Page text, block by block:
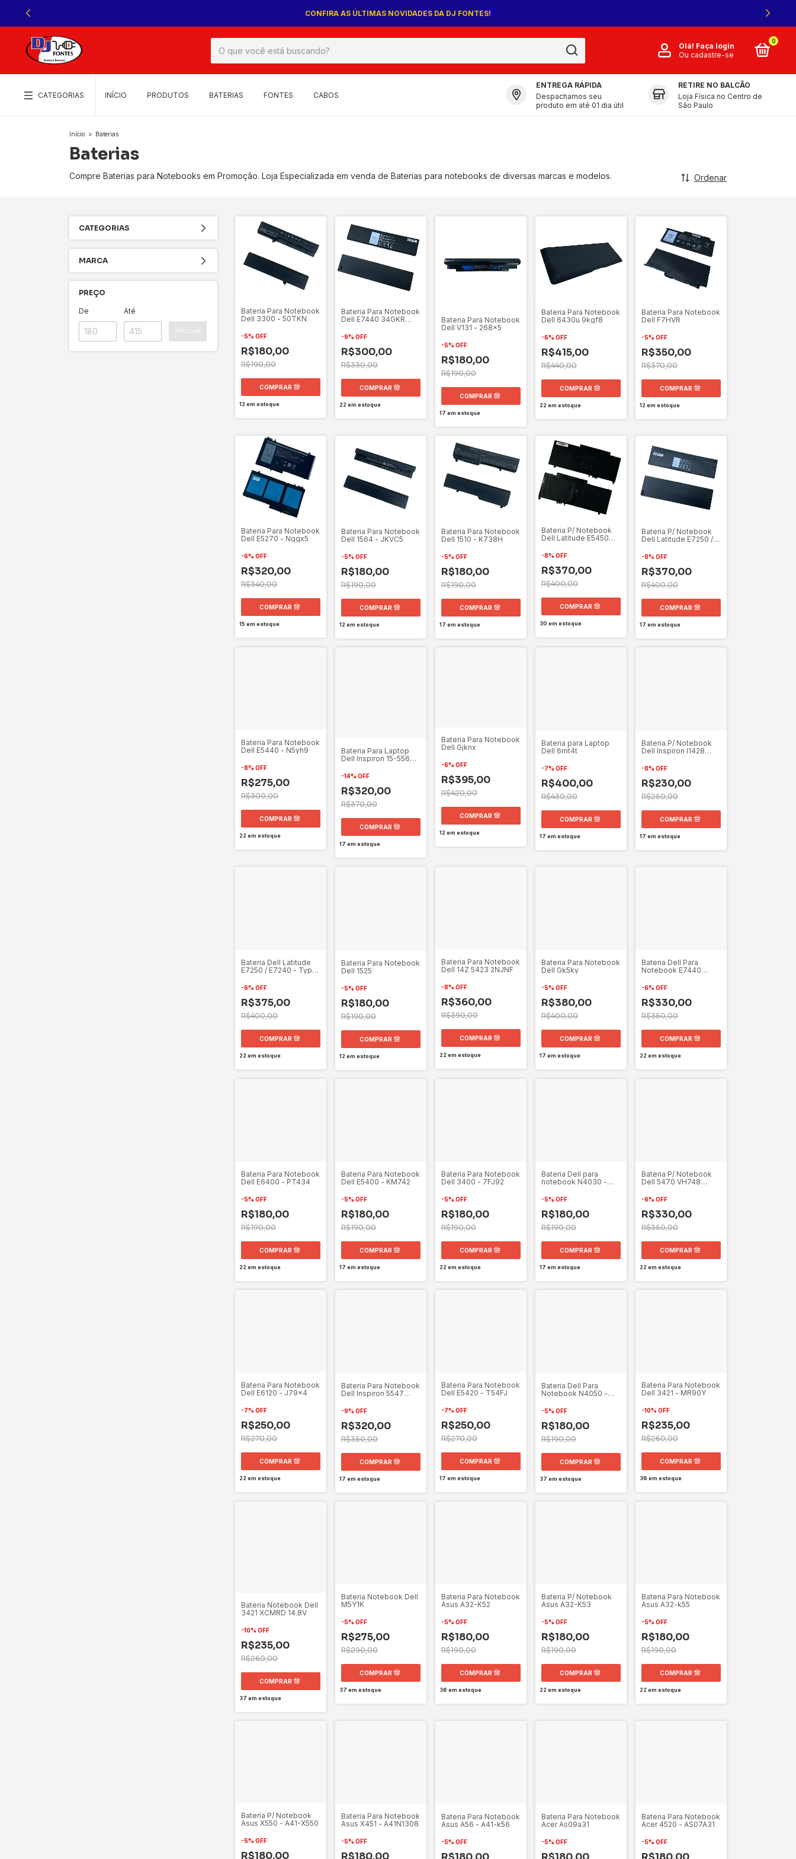
BATERIAS, FONTES E CABOS EM PROMOÇÃO!
Olá! Faça login
Ou cadastre-se
0
CATEGORIAS INÍCIO PRODUTOS BATERIAS FONTES CABOS
ENTREGA RÁPIDA
Despachamos seu
produto em até 01 dia útil
RETIRE NO BALCÃO
Loja Física no Centro de
São Paulo
Início > Baterias
Baterias
Compre Baterias para Notebooks em Promoção. Loja Especializada em venda de Baterias para notebooks de diversas marcas e modelos. Ordenar
CATEGORIAS
MARCA
PREÇO
De Até
Bateria Para Notebook
Dell 3300 - 50TKN
-5% OFF
R$180,00
R$190,00
12 em estoque
Bateria Para Notebook
Dell E7440 34GKR
-9% OFF
R$300,00
R$330,00
22 em estoque
Bateria Para Notebook
Dell V131 - 268x5
-5% OFF
R$180,00
R$190,00
17 em estoque
Bateria Para Notebook
Dell 6430u 9kgf8
-6% OFF
R$415,00
R$440,00
22 em estoque
Bateria Para Notebook
Dell F7HVR
-5% OFF
R$350,00
R$370,00
12 em estoque
Bateria Para Notebook
Dell E5270 - Nggx5
-6% OFF
R$320,00
R$340,00
15 em estoque
Bateria Para Notebook
Dell 1564 - JKVC5
-5% OFF
R$180,00
R$190,00
12 em estoque
Bateria Para Notebook
Dell 1510 - K738H
-5% OFF
R$180,00
R$190,00
17 em estoque
Bateria P/ Notebook
Dell Latitude E5450
-8% OFF
R$370,00
R$400,00
30 em estoque
Bateria P/ Notebook
Dell Latitude E7250 /
11.1v
-8% OFF
R$370,00
R$400,00
17 em estoque
Bateria Para Notebook
Dell E5440 - N5yh9
-8% OFF
R$275,00
R$300,00
22 em estoque
Bateria Para Laptop
Dell Inspiron 15-5568
-14% OFF
R$320,00
R$370,00
17 em estoque
Bateria Para Notebook
Dell Gjknx
-6% OFF
R$395,00
R$420,00
12 em estoque
Bateria para Laptop
Dell 6mt4t
-7% OFF
R$400,00
R$430,00
17 em estoque
Bateria P/ Notebook
Dell Inspiron I1428
-8% OFF
R$230,00
R$250,00
17 em estoque
Bateria Dell Latitude
E7250 / E7240 - Type
-6% OFF
R$375,00
R$400,00
22 em estoque
Bateria Para Notebook
Dell 1525
-5% OFF
R$180,00
R$190,00
12 em estoque
Bateria Para Notebook
Dell 14Z 5423 2NJNF
-8% OFF
R$360,00
R$390,00
22 em estoque
Bateria Para Notebook
Dell Gk5ky
-5% OFF
R$380,00
R$400,00
17 em estoque
Bateria Dell Para
Notebook E7440
-6% OFF
R$330,00
R$350,00
22 em estoque
Bateria Para Notebook
Dell E6400 - PT434
-5% OFF
R$180,00
R$190,00
22 em estoque
Bateria Para Notebook
Dell E5400 - KM742
-5% OFF
R$180,00
R$190,00
17 em estoque
Bateria Para Notebook
Dell 3400 - 7FJ92
-5% OFF
R$180,00
R$190,00
22 em estoque
Bateria Dell para
notebook N4030 -
-5% OFF
R$180,00
R$190,00
17 em estoque
Bateria P/ Notebook
Dell 5470 VH748
-6% OFF
R$330,00
R$350,00
22 em estoque
Bateria Para Notebook
Dell E6120 - J79x4
-7% OFF
R$250,00
R$270,00
22 em estoque
Bateria Para Notebook
Dell Inspiron 5547
-9% OFF
R$320,00
R$350,00
17 em estoque
Bateria Para Notebook
Dell E5420 - T54FJ
-7% OFF
R$250,00
R$270,00
17 em estoque
Bateria Dell Para
Notebook N4050 -
-5% OFF
R$180,00
R$190,00
37 em estoque
Bateria Para Notebook
Dell 3421 - MR90Y
-10% OFF
R$235,00
R$260,00
36 em estoque
Bateria Notebook Dell
3421 XCMRD 14.8V
-10% OFF
R$235,00
R$260,00
37 em estoque
Bateria Notebook Dell
M5Y1K
-5% OFF
R$275,00
R$290,00
37 em estoque
Bateria Para Notebook
Asus A32-K52
-5% OFF
R$180,00
R$190,00
36 em estoque
Bateria P/ Notebook
Asus A32-K53
-5% OFF
R$180,00
R$190,00
22 em estoque
Bateria Para Notebook
Asus A32-k55
-5% OFF
R$180,00
R$190,00
22 em estoque
Bateria P/ Notebook
Asus X550 - A41-X550
-5% OFF
R$180,00
Bateria Para Notebook
Asus X451 - A41N1308
-5% OFF
R$180,00
Bateria Para Notebook
Asus A56 - A41-k56
-5% OFF
Bateria Para Notebook
Acer As09a31
-5% OFF
Bateria Para Notebook
Acer 4520 - AS07A31
-5% OFF